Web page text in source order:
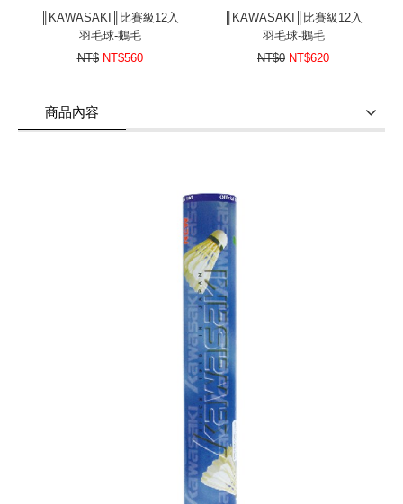
║KAWASAKI║比賽級12入
羽毛球-鵝毛
NT$ NT$560
║KAWASAKI║比賽級12入
羽毛球-鵝毛
NT$0 NT$620
商品內容